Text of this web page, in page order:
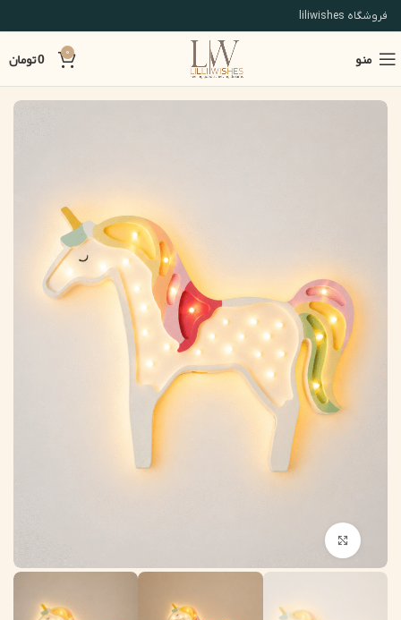
فروشگاه liliwishes
منو 0
0تومان